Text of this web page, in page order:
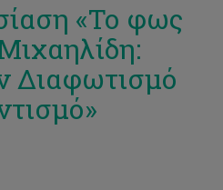
«Το φως
Διαφωτισμό